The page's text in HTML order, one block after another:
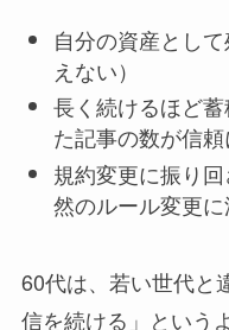
自分の資産とし
えない）
長く続けるほど
た記事の数が信頼
規約変更に振り
然のルール変更に
60代は、若い世代と
信を続ける」という